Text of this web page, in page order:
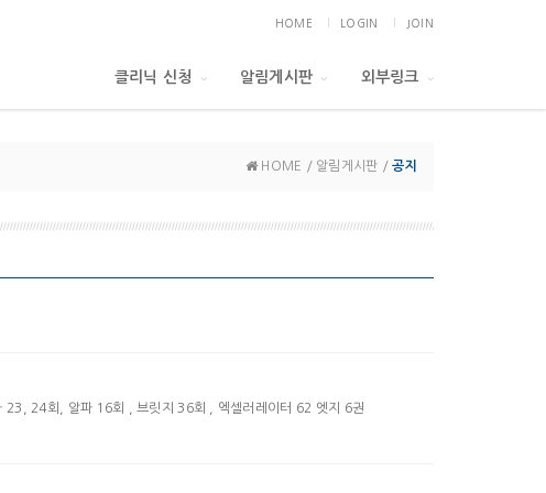
HOME LOGIN JOIN
클리닉 신청 알림게시판 외부링크
HOME / 알림게시판 /공지
23, 24회, 알파 16회 , 브릿지 36회 , 엑셀러레이터 62 엣지 6권